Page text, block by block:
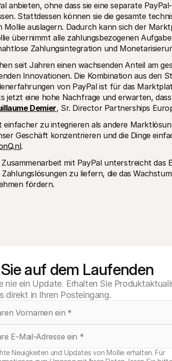
anbieten, ohne dass sie eine separate
Stattdessen können sie die gesamte
Mollie auslagern. Dadurch kann sich der
übernimmt alle zahlungsbezogenen
Zahlungsintegration und
seit Jahren einen wachsenden Anteil am
Innovationen. Die Kombination aus den
von PayPal ist für das
jetzt eine hohe Nachfrage und erwarten,
Demier, Sr. Director Partnerships
einfacher zu integrieren als andere
Geschäft konzentrieren und die Dinge
.
Zusammenarbeit mit PayPal unterstreicht das
zu liefern, die das
fördern.
auf dem Laufenden
nie ein Update. Erhalten Sie
direkt in Ihren Posteingang.
Neuigkeiten und Updates von Mollie erhalten. Für